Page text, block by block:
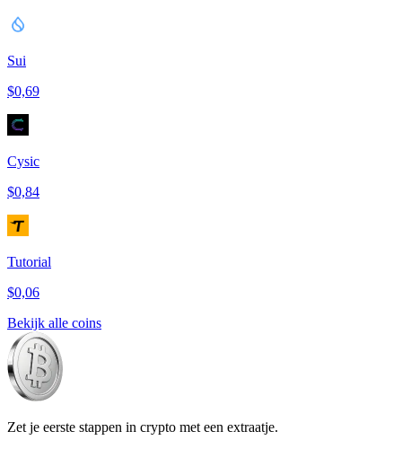
Sui
$0,69
Cysic
$0,84
Tutorial
$0,06
Bekijk alle coins
Zet je eerste stappen in crypto met een extraatje.